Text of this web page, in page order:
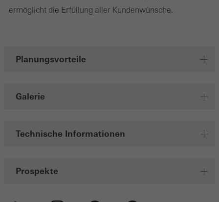
ermöglicht die Erfüllung aller Kundenwünsche.
Planungsvorteile
Galerie
Technische Informationen
Prospekte